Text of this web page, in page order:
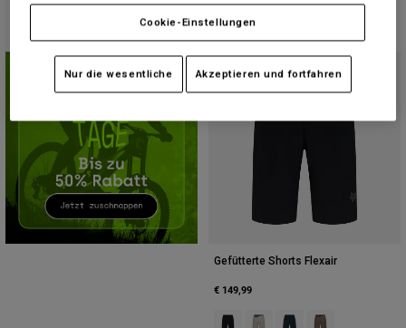
Stickers
Sonstiges Zubehör
Badehosen
Alle anzeigen
Zubehör
Alles in Accessoires
Taschen & Rucksäcke
Gefütterte Shorts Flexair
€ 149,99
Product swatch type of Schwarz.
Product swatch type of
Product swatch type
Product swatch
Cookie-Einstellungen
Nur die wesentliche Akzeptieren und fortfahren